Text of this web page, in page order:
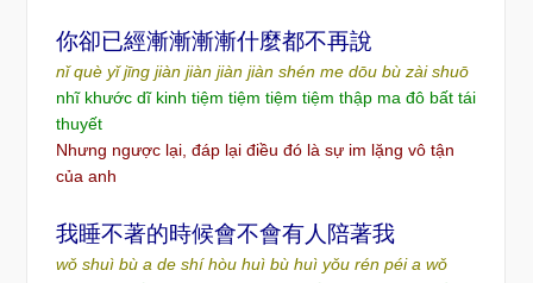
你卻已經漸漸漸漸什麼都不再說
nǐ què yǐ jīng jiàn jiàn jiàn jiàn shén me dōu bù zài shuō
nhĩ khước dĩ kinh tiệm tiệm tiệm tiệm thập ma đô bất tái
thuyết
Nhưng ngược lại, đáp lại điều đó là sự im lặng vô tận
của anh
我睡不著的時候會不會有人陪著我
wǒ shuì bù a de shí hòu huì bù huì yǒu rén péi a wǒ